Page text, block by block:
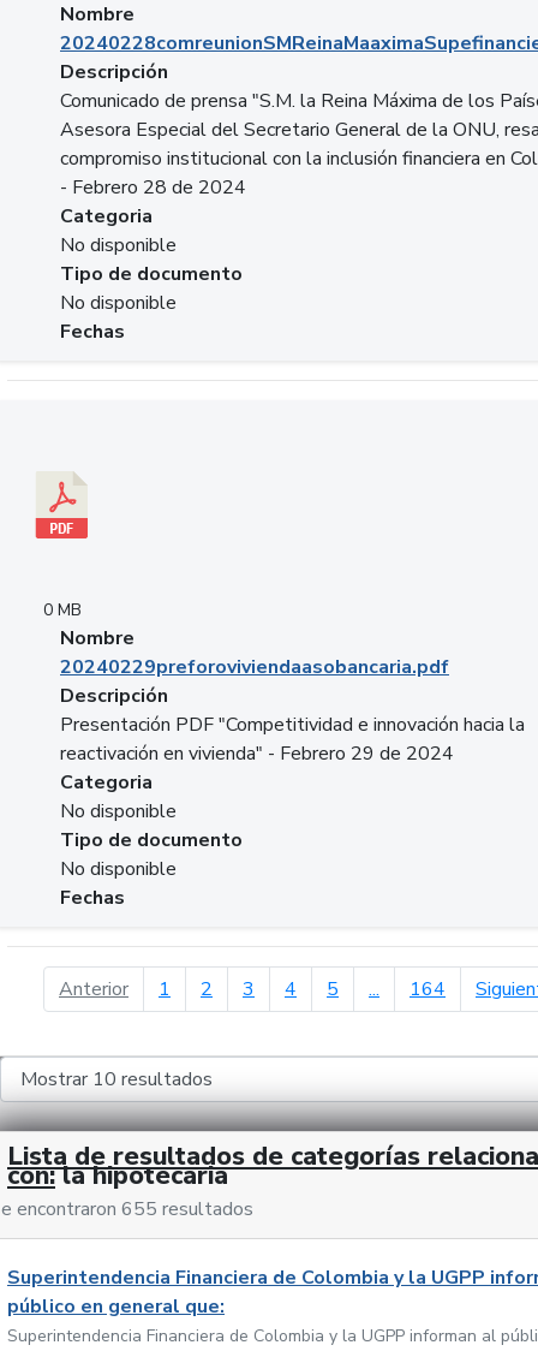
Nombre
Descripción
Comunicado de prensa "S.M. la Reina Máxima de los
Asesora Especial del Secretario General de la ONU,
compromiso institucional con la inclusión financiera en
- Febrero 28 de 2024
Categoria
No disponible
Tipo de documento
No disponible
Fechas
0 MB
Nombre
20240229preforoviviendaasobancaria.pdf
Descripción
Presentación PDF "Competitividad e innovación hacia la
reactivación en vivienda" - Febrero 29 de 2024
Categoria
No disponible
Tipo de documento
No disponible
Fechas
Anteriorpágina anterior
1 2 3 4 5 ... 164
Lista de resultados de categorías
con: la hipotecaria
encontraron 655 resultados
Superintendencia Financiera de Colombia y la UGPP
público en general que:
Superintendencia Financiera de Colombia y la UGPP informan al